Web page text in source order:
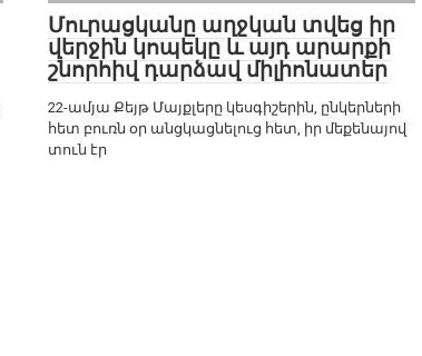
Մուրացկանը աղջկան տվեց իր
վերջին կոպեկը և այդ արարքի
շնորհիվ դարձավ միլիոնատեր
22-ամյա Քեյթ Մայքլերը կեսգիշերին, ընկերների
հետ բուռն օր անցկացնելուց հետ, իր մեքենայով
տուն էր